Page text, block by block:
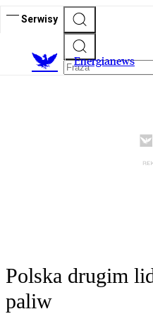
Serwisy
Energianews
Polska drugim
paliw